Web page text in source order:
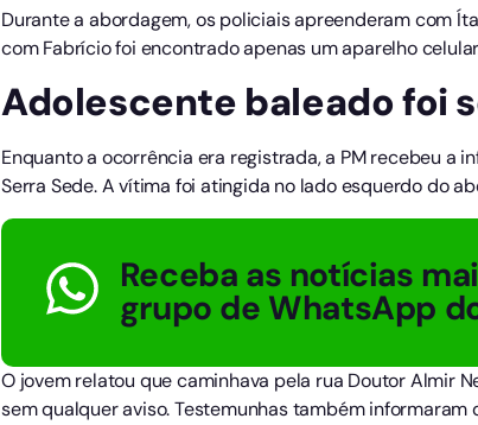
Durante a abordagem, os policiais apreenderam com
com Fabrício foi encontrado apenas um aparelho
Adolescente baleado foi
Enquanto a ocorrência era registrada, a PM recebeu a
Serra Sede. A vítima foi atingida no lado esquerdo do
Receba as notícias
grupo de WhatsApp
O jovem relatou que caminhava pela rua Doutor Almir
sem qualquer aviso. Testemunhas também